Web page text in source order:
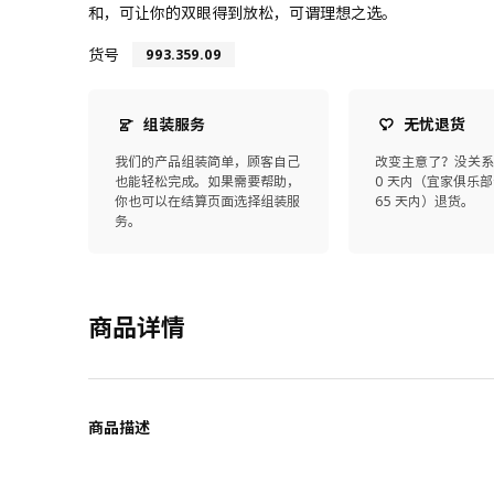
和，可让你的双眼得到放松，可谓理想之选。
货号
993.359.09
组装服务
我们的产品组装简单，顾客自己
也能轻松完成。如果需要帮助，
你也可以在结算页面选择组装服
务。
无忧退货
改变主意了？没关
0 天内（宜家俱乐
65 天内）退货。
商品详情
商品描述